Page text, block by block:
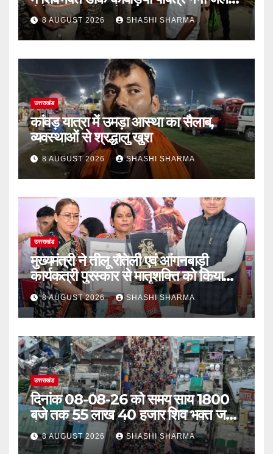
लेने हरिद्वार पहुंच रहे
8 AUGUST 2026 SHASHI SHARMA
उत्तराखंड
कांवड़ यात्रा में उमड़ा आस्था का सैलाब,
व्यवस्थाओं से श्रद्धालु खुश
8 AUGUST 2026 SHASHI SHARMA
उत्तराखंड
मुख्यमंत्री ने तीलू रौतेली एवं आंगनबाड़ी
कार्यकत्री पुरस्कार से मातृशक्ति को किया
सम्मानित
8 AUGUST 2026 SHASHI SHARMA
उत्तराखंड
दिनांक 08-08-26 को समय साय 1800
बजे तक 55 लाख 40 हजार शिव भक्त जल
लेकर अपने गंतव्य को प्रस्थान कर चुके
8 AUGUST 2026 SHASHI SHARMA